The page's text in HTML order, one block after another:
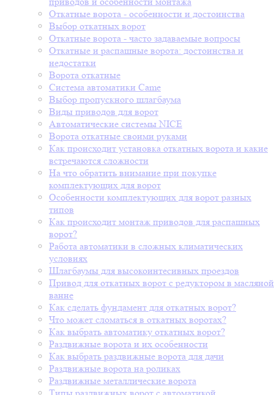
Откатные ворота - особенности и достоинства
Выбор откатных ворот
Откатные ворота - часто задаваемые вопросы
Откатные и распашные ворота: достоинства и
недостатки
Ворота откатные
Система автоматики Came
Выбор пропускного шлагбаума
Виды приводов для ворот
Автоматические системы NICE
Ворота откатные своими руками
Как происходит установка откатных ворота и какие
встречаются сложности
На что обратить внимание при покупке
комплектующих для ворот
Особенности комплектующих для ворот разных
типов
Как происходит монтаж приводов для распашных
ворот?
Работа автоматики в сложных климатических
условиях
Шлагбаумы для высокоинтесивных проездов
Привод для откатных ворот с редуктором в масляной
ванне
Как сделать фундамент для откатных ворот?
Что может сломаться в откатных воротах?
Как выбрать автоматику откатных ворот?
Раздвижные ворота и их особенности
Как выбрать раздвижные ворота для дачи
Раздвижные ворота на роликах
Раздвижные металлические ворота
Типы раздвижных ворот с автоматикой